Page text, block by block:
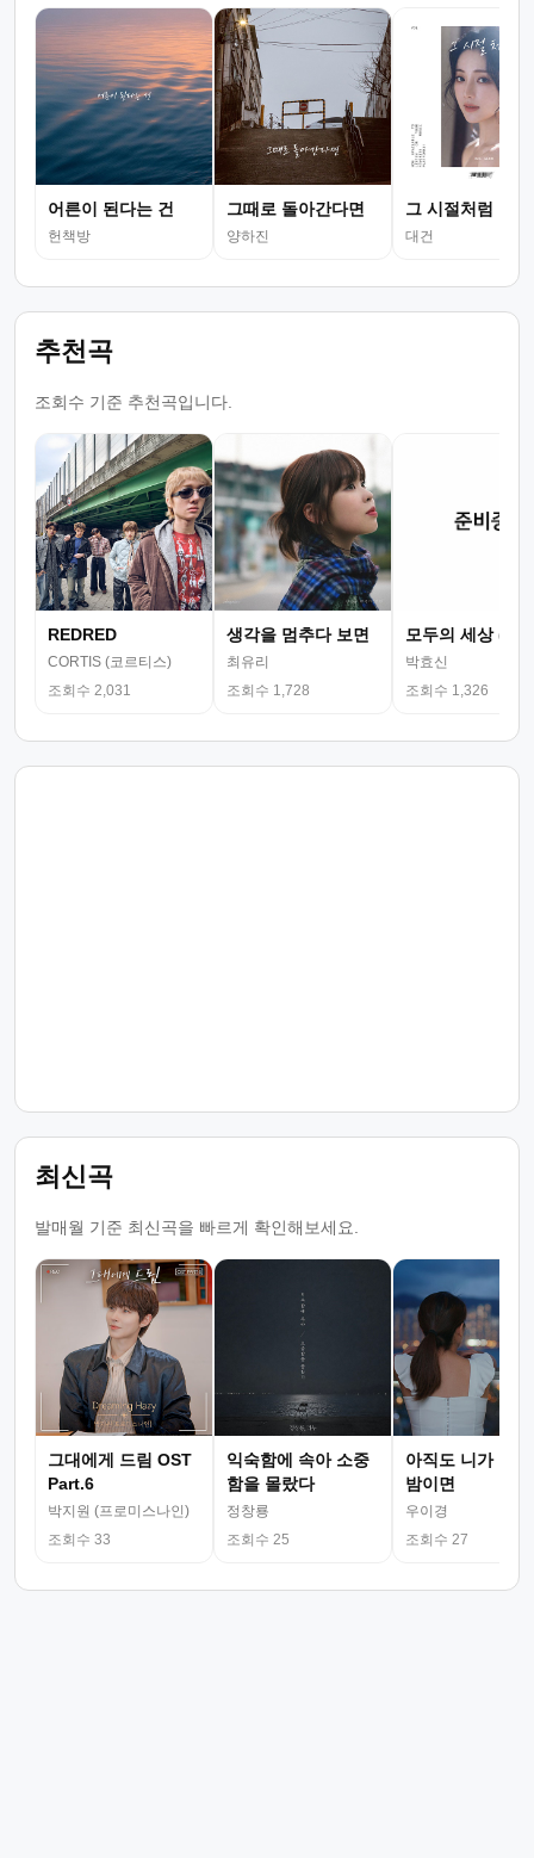
어른이 된다는 건
헌책방
그때로 돌아간다면
양하진
그 시절처럼
대건
추천곡
조회수 기준 추천곡입니다.
REDRED
CORTIS (코르티스)
조회수 2,031
생각을 멈추다 보면
최유리
조회수 1,728
모두의 세상 (뮤
박효신
조회수 1,326
최신곡
발매월 기준 최신곡을 빠르게 확인해보세요.
그대에게 드림 OST
Part.6
박지원 (프로미스나인)
조회수 33
익숙함에 속아 소중
함을 몰랐다
정창룡
조회수 25
아직도 니가 그
밤이면
우이경
조회수 27